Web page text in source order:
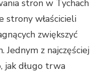
stron w Tychach
strony właścicieli
zwiększyć
Jednym z najczęściej
jak długo trwa